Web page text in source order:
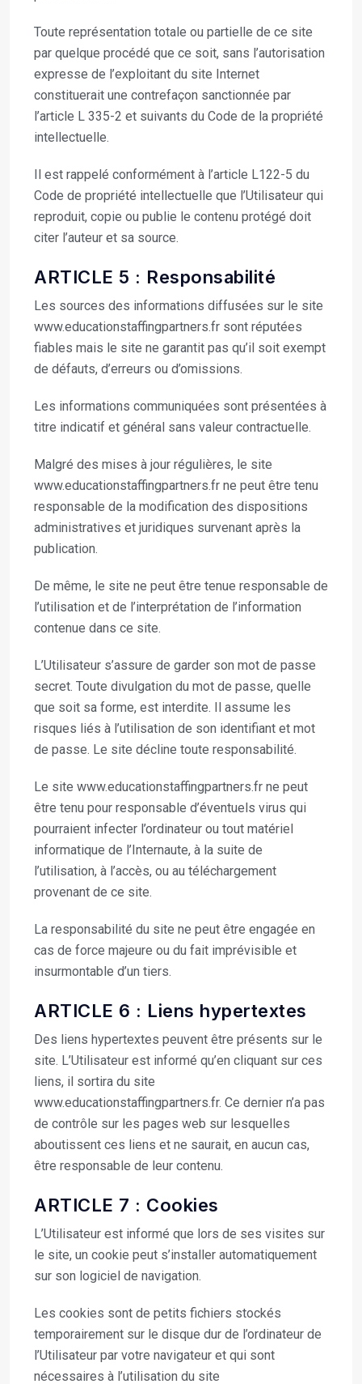
Toute représentation totale ou partielle de ce site
par quelque procédé que ce soit, sans l’autorisation
expresse de l’exploitant du site Internet
constituerait une contrefaçon sanctionnée par
l’article L 335-2 et suivants du Code de la propriété
intellectuelle.
Il est rappelé conformément à l’article L122-5 du
Code de propriété intellectuelle que l’Utilisateur qui
reproduit, copie ou publie le contenu protégé doit
citer l’auteur et sa source.
ARTICLE 5 : Responsabilité
Les sources des informations diffusées sur le site
www.educationstaffingpartners.fr sont réputées
fiables mais le site ne garantit pas qu’il soit exempt
de défauts, d’erreurs ou d’omissions.
Les informations communiquées sont présentées à
titre indicatif et général sans valeur contractuelle.
Malgré des mises à jour régulières, le site
www.educationstaffingpartners.fr ne peut être tenu
responsable de la modification des dispositions
administratives et juridiques survenant après la
publication.
De même, le site ne peut être tenue responsable de
l’utilisation et de l’interprétation de l’information
contenue dans ce site.
L’Utilisateur s’assure de garder son mot de passe
secret. Toute divulgation du mot de passe, quelle
que soit sa forme, est interdite. Il assume les
risques liés à l’utilisation de son identifiant et mot
de passe. Le site décline toute responsabilité.
Le site www.educationstaffingpartners.fr ne peut
être tenu pour responsable d’éventuels virus qui
pourraient infecter l’ordinateur ou tout matériel
informatique de l’Internaute, à la suite de
l’utilisation, à l’accès, ou au téléchargement
provenant de ce site.
La responsabilité du site ne peut être engagée en
cas de force majeure ou du fait imprévisible et
insurmontable d’un tiers.
ARTICLE 6 : Liens hypertextes
Des liens hypertextes peuvent être présents sur le
site. L’Utilisateur est informé qu’en cliquant sur ces
liens, il sortira du site
www.educationstaffingpartners.fr. Ce dernier n’a pas
de contrôle sur les pages web sur lesquelles
aboutissent ces liens et ne saurait, en aucun cas,
être responsable de leur contenu.
ARTICLE 7 : Cookies
L’Utilisateur est informé que lors de ses visites sur
le site, un cookie peut s’installer automatiquement
sur son logiciel de navigation.
Les cookies sont de petits fichiers stockés
temporairement sur le disque dur de l’ordinateur de
l’Utilisateur par votre navigateur et qui sont
nécessaires à l’utilisation du site